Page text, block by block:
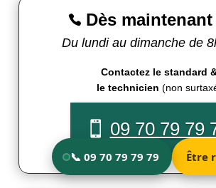
 Dès maintenant
Du lundi au dimanche de
Contactez le standard
le technicien (non
09 70 79 79